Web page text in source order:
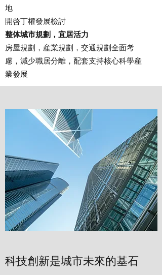
地
開啓丁權發展檢討
整体城市規劃，宜居活力
房屋規劃，産業規劃，交通規劃全面考
慮，減少職居分離，配套支持核心科學産
業發展
科技創新是城市未來的基石